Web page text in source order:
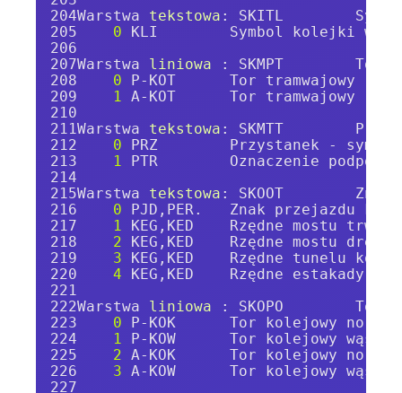
Warstwa tekstowa : SKITL
0 KLI        Symbol kolejki
Warstwa liniowa
: SKMPT        Tor
0 P-KOT      Tor tramwajowy (oś)
1 A-KOT      Tor tramwajowy (oś)
Warstwa tekstowa : SKMTT
0 PRZ        Przystanek -
1 PTR        Oznaczenie
Warstwa tekstowa : SKOOT
0 PJD,PER.   Znak przejazdu
1 KEG,KED    Rzędne mostu
2 KEG,KED    Rzędne mostu
3 KEG,KED    Rzędne tunelu
4 KEG,KED    Rzędne estakady,
Warstwa liniowa
: SKOPO        Tor
0 P-KOK      Tor kolejowy
1 P-KOW      Tor kolejowy
2 A-KOK      Tor kolejowy
3 A-KOW      Tor kolejowy